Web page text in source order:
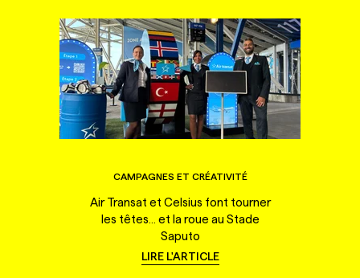
CAMPAGNES ET CRÉATIVITÉ
Air Transat et Celsius font tourner
les têtes... et la roue au Stade
Saputo
LIRE L'ARTICLE